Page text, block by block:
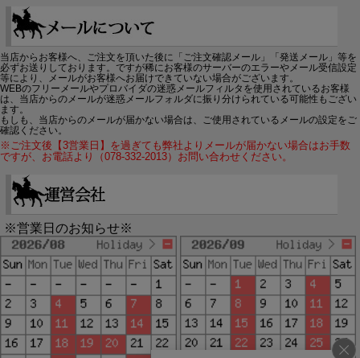
当店からお客様へ、ご注文を頂いた後に「ご注文確認メール」「発送メール」等を
必ずお送りしております。ですが稀にお客様のサーバーのエラーやメール受信設定
等により、メールがお客様へお届けできていない場合がございます。
WEBのフリーメールやプロバイダの迷惑メールフィルタを使用されているお客様
は、当店からのメールが迷惑メールフォルダに振り分けられている可能性もござい
ます。
もしも、当店からのメールが届かない場合は、ご使用されているメールの設定をご
確認ください。
※ご注文後【3営業日】を過ぎても弊社よりメールが届かない場合はお手数
ですが、お電話より（078-332-2013）お問い合わせください。
※営業日のお知らせ※